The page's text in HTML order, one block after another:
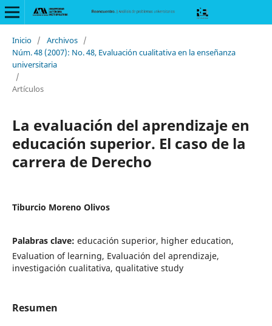
Inicio / Archivos /
Núm. 48 (2007): No. 48, Evaluación cualitativa en la enseñanza
universitaria
/
Artículos
La evaluación del aprendizaje en
educación superior. El caso de la
carrera de Derecho
Tiburcio Moreno Olivos
Palabras clave: educación superior, higher education,
Evaluation of learning, Evaluación del aprendizaje,
investigación cualitativa, qualitative study
Resumen